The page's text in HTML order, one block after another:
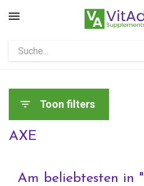
Toon filters
AXE
Am beliebtesten in "